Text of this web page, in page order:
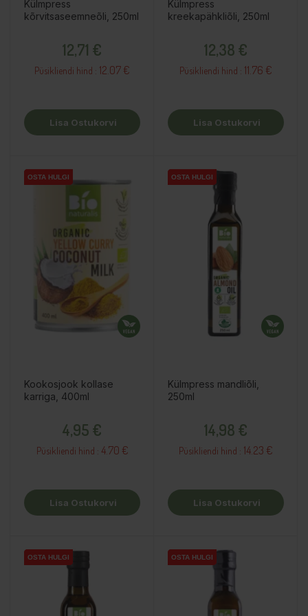
Külmpress
kõrvitsaseemneõli, 250ml
12,71 €
Püsikliendi hind : 12.07 €
Lisa Ostukorvi
Külmpress
kreekapähkliõli, 250ml
12,38 €
Püsikliendi hind : 11.76 €
Lisa Ostukorvi
OSTA HULGI
OSTA HULGI
OSTA HULGI
Kookosjook kollase
karriga, 400ml
4,95 €
Püsikliendi hind : 4.70 €
Lisa Ostukorvi
OSTA HULGI
OSTA HULGI
OSTA HULGI
Külmpress mandliõli,
250ml
14,98 €
Püsikliendi hind : 14.23 €
Lisa Ostukorvi
OSTA HULGI
OSTA HULGI
OSTA HULGI OSTA HULGI
OSTA HULGI
OSTA HULGI